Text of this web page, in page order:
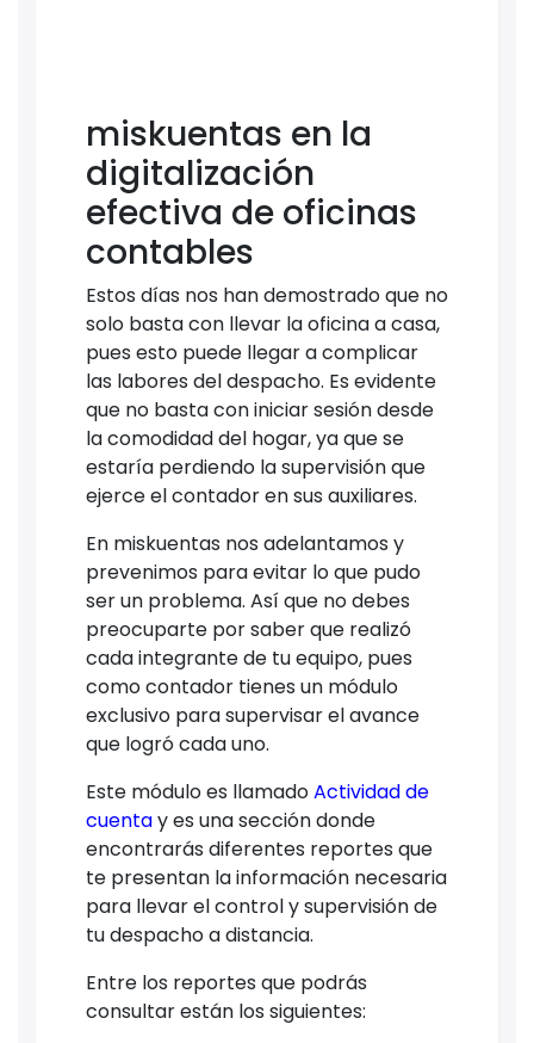
miskuentas en la
digitalización
efectiva de oficinas
contables
Estos días nos han demostrado que no
solo basta con llevar la oficina a casa,
pues esto puede llegar a complicar
las labores del despacho. Es evidente
que no basta con iniciar sesión desde
la comodidad del hogar, ya que se
estaría perdiendo la supervisión que
ejerce el contador en sus auxiliares.
En miskuentas nos adelantamos y
prevenimos para evitar lo que pudo
ser un problema. Así que no debes
preocuparte por saber que realizó
cada integrante de tu equipo, pues
como contador tienes un módulo
exclusivo para supervisar el avance
que logró cada uno.
Este módulo es llamadoActividad de
cuentay es una sección donde
encontrarás diferentes reportes que
te presentan la información necesaria
para llevar el control y supervisión de
tu despacho a distancia.
Entre los reportes que podrás
consultar están los siguientes: